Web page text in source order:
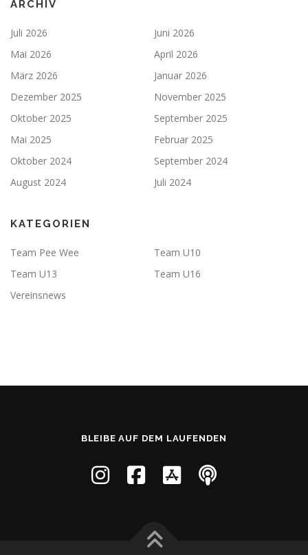
ARCHIV
Juli 2026
Juni 2026
Mai 2026
April 2026
März 2026
Januar 2026
Dezember 2025
November 2025
Oktober 2025
September 2025
Mai 2025
Februar 2025
Oktober 2024
September 2024
August 2024
Juli 2024
KATEGORIEN
Team Pee Wee
Team U10
Team U13
Team U16
Vereinsnews
BLEIBE AUF DEM LAUFENDEN